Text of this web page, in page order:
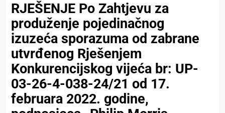
RJEŠENJE Po Zahtjevu za
produženje pojedinačnog
izuzeća sporazuma od zabrane
utvrđenog Rješenjem
Konkurencijskog vijeća br: UP-
03-26-4-038-24/21 od 17.
februara 2022. godine,